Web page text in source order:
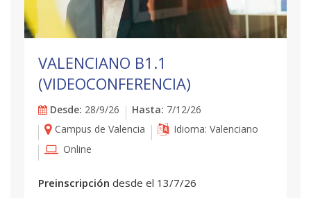
VALENCIANO B1.1
(VIDEOCONFERENCIA)
Desde: 28/9/26 Hasta: 7/12/26
Campus de Valencia
Idioma: Valenciano
Online
Preinscripción desde el 13/7/26